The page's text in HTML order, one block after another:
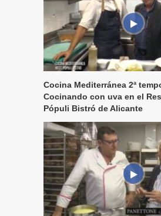
Cocina Mediterránea 2ª
Cocinando con uva en el
Pópuli Bistró de Alicante